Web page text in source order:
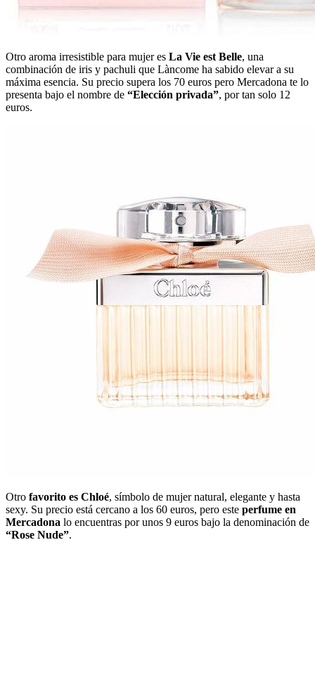
Otro aroma irresistible para mujer es La Vie est Belle, una
combinación de iris y pachuli que Làncome ha sabido elevar a su
máxima esencia. Su precio supera los 70 euros pero Mercadona te lo
presenta bajo el nombre de “Elección privada”, por tan solo 12
euros.
Otro favorito es Chloé, símbolo de mujer natural, elegante y hasta
sexy. Su precio está cercano a los 60 euros, pero este perfume en
Mercadona lo encuentras por unos 9 euros bajo la denominación de
“Rose Nude”.